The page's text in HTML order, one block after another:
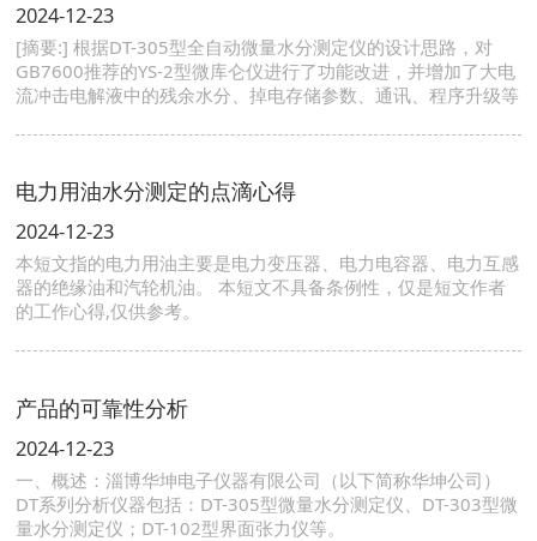
2024-12-23
[摘要:] 根据DT-305型全自动微量水分测定仪的设计思路，对
GB7600推荐的YS-2型微库仑仪进行了功能改进，并增加了大电
流冲击电解液中的残余水分、掉电存储参数、通讯、程序升级等
电力用油水分测定的点滴心得
2024-12-23
本短文指的电力用油主要是电力变压器、电力电容器、电力互感
器的绝缘油和汽轮机油。 本短文不具备条例性，仅是短文作者
的工作心得,仅供参考。
产品的可靠性分析
2024-12-23
一、概述：淄博华坤电子仪器有限公司（以下简称华坤公司）
DT系列分析仪器包括：DT-305型微量水分测定仪、DT-303型微
量水分测定仪；DT-102型界面张力仪等。